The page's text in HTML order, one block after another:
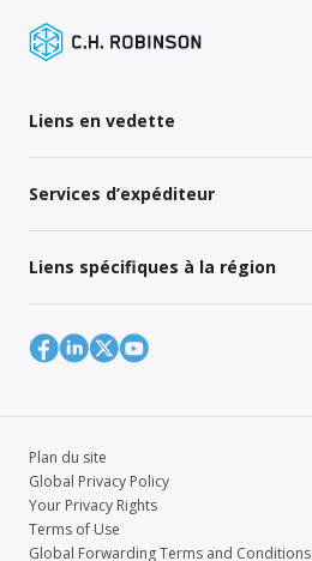
Liens en vedette
Services d’expéditeur
Liens spécifiques à la région
Plan du site
Global Privacy Policy
Your Privacy Rights
Terms of Use
Global Forwarding Terms and Conditions